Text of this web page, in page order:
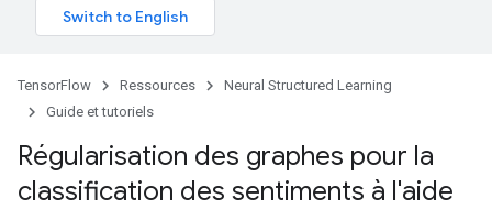
TensorFlow Ressources
Neural Structured Learning
Guide et tutoriels
Régularisation des graphes pour la
classification des sentiments à l'aide